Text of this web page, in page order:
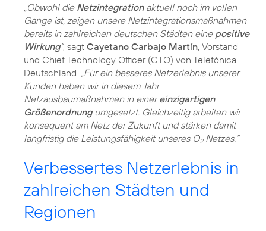
„Obwohl die Netzintegrationaktuell noch im vollen
Gange ist, zeigen unsere Netzintegrationsmaßnahmen
bereits in zahlreichen deutschen Städten eine positive
Wirkung“, sagt Cayetano Carbajo Martín, Vorstand
und Chief Technology Officer (CTO) von Telefónica
Deutschland.
„Für ein besseres Netzerlebnis unserer
Kunden haben wir in diesem Jahr
Netzausbaumaßnahmen in einereinzigartigen
Größenordnungumgesetzt. Gleichzeitig arbeiten wir
konsequent am Netz der Zukunft und stärken damit
langfristig die Leistungsfähigkeit unseres O2Netzes.“
Verbessertes Netzerlebnis in
zahlreichen Städten und
Regionen